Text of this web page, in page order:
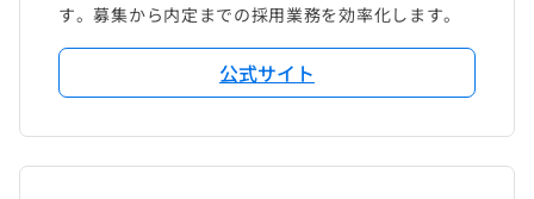
す。募集から内定までの採用業務を効率化します。
公式サイト